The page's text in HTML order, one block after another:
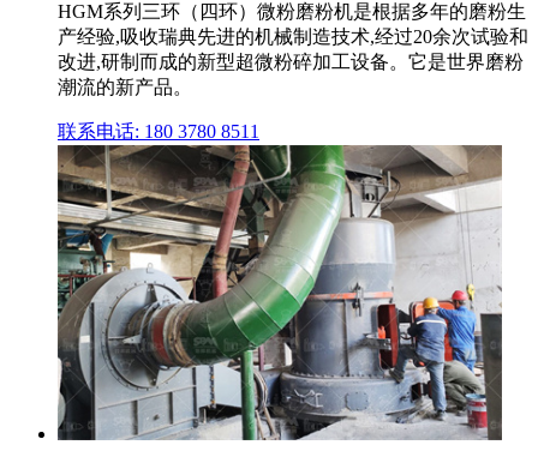
HGM系列三环（四环）微粉磨粉机是根据多年的磨粉生
产经验,吸收瑞典先进的机械制造技术,经过20余次试验和
改进,研制而成的新型超微粉碎加工设备。它是世界磨粉
潮流的新产品。
联系电话: 180 3780 8511